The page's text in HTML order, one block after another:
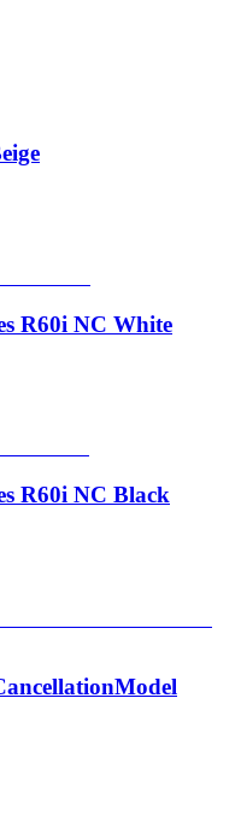
R60i NC White
R60i NC Black